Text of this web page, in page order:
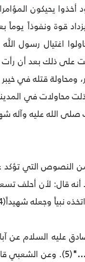
أخذوا يحيكون
قوة ونفوذاً يوماً
اغتيال رسول
على ذلك بعد أن رأت
قتله في خيبر
محاولات في
صلى الله عليه وآله
من النصوص التي
قال: لأن أحلف
نبياً وجعله شهيداً(4).
عليه السلام عن
(5). وعن الشعبي